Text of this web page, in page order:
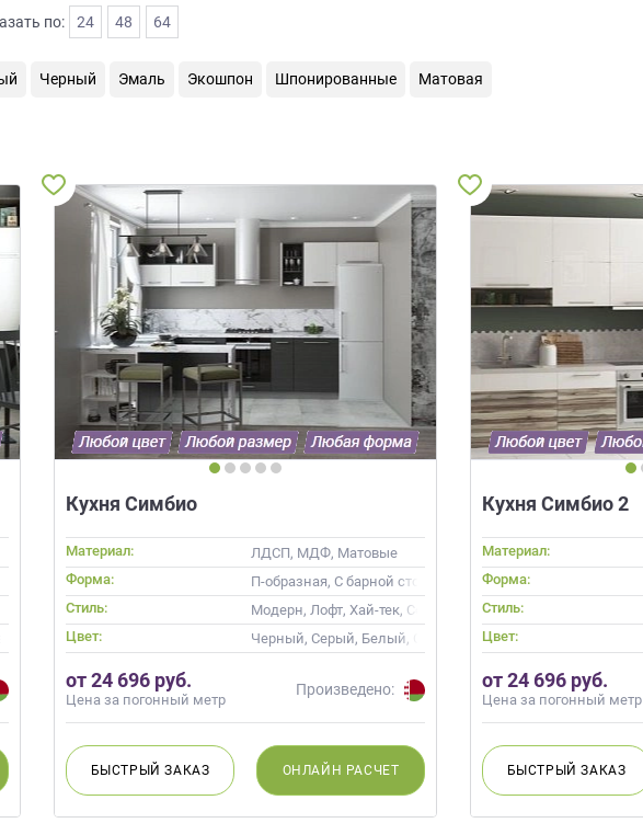
по: 24 48 64
Черный Эмаль Экошпон Шпонированные Матовая
Современные
кость, Кремовый, Коричневый, Белый верх темный низ
Кухня Симбио
Материал:
ЛДСП, МДФ, Матовые
Форма:
П-образная, С барной стойкой
Стиль:
Модерн, Лофт, Хай-тек, Современные
Цвет:
Черный, Серый, Белый, Слоновая кость, Кремовый
от 24 696 руб.
Цена за погонный метр
Произведено:
БЫСТРЫЙЗАКАЗ ОНЛАЙН РАСЧЕТ
Кухня Симбио 2
Материал:
Форма:
Стиль:
Цвет:
от 24 696 руб.
Цена за погонный метр
БЫСТРЫЙЗАКАЗ